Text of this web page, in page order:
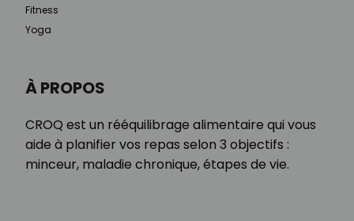
À PROPOS
CROQ est un rééquilibrage alimentaire qui vous
aide à planifier vos repas selon 3 objectifs :
minceur, maladie chronique, étapes de vie.
Fitness
Yoga